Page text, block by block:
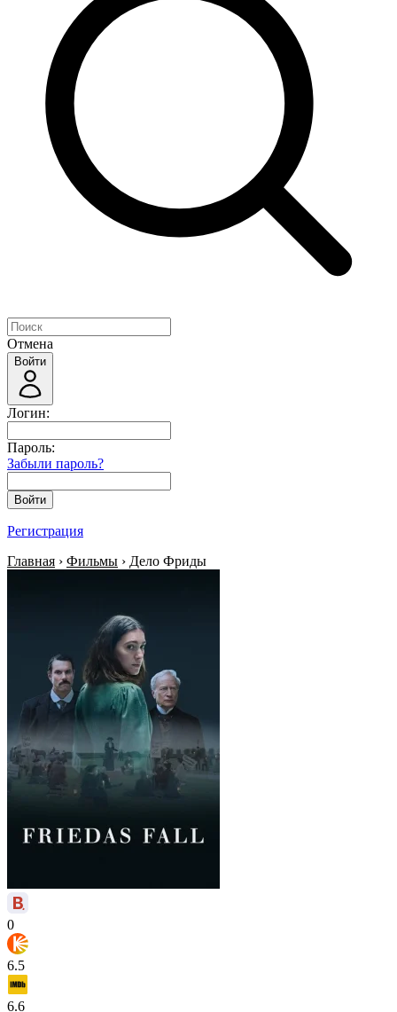
Отмена
Войти
Логин:
Пароль:
Забыли пароль?
Войти
Регистрация
Главная › Фильмы › Дело Фриды
0
6.5
6.6